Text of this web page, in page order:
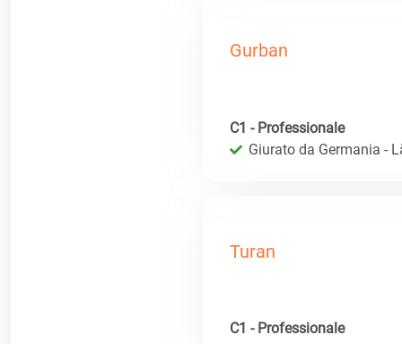
Gurban
C1 - Professionale
Giurato da Germania -
Turan
C1 - Professionale